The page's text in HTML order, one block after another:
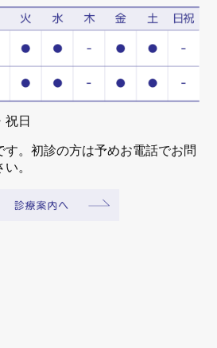
祝日
。初診の方は予めお電話でお問
。